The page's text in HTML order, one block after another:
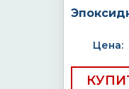
Цена: